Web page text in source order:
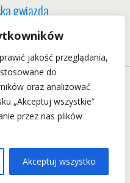
jakość przeglądania,
do
oraz analizować
„Akceptuj wszystkie”
przez nas plików
Akceptuj wszystko
gwiazda
top
wrockfest.pl 2011